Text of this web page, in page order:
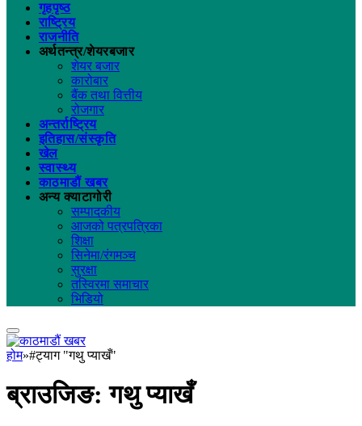
गृहपृष्ठ
राष्ट्रिय
राजनीति
अर्थतन्त्र/शेयरबजार
शेयर बजार
कारोबार
बैंक तथा वित्तीय
रोजगार
अन्तर्राष्ट्रिय
इतिहास/संस्कृति
खेल
स्वास्थ्य
काठमाडौं खबर
अन्य क्याटागोरी
सम्पादकीय
आजको पत्रपत्रिका
शिक्षा
सिनेमा/रंगमञ्च
सुरक्षा
तस्विरमा समाचार
भिडियो
होम»#ट्याग "गथु प्याखँ"
ब्राउजिङ:गथु प्याखँ